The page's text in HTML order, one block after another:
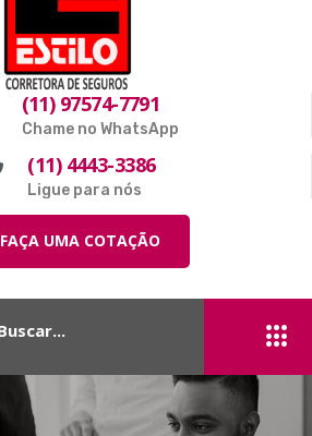
(11) 97574-7791
Chame no WhatsApp
(11) 4443-3386
Ligue para nós
FAÇA UMA COTAÇÃO